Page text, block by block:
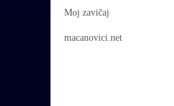
Moj zavičaj
macanovici.net